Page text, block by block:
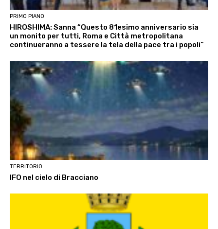
PRIMO PIANO
HIROSHIMA: Sanna “Questo 81esimo anniversario sia
un monito per tutti, Roma e Città metropolitana
continueranno a tessere la tela della pace tra i popoli”
TERRITORIO
IFO nel cielo di Bracciano